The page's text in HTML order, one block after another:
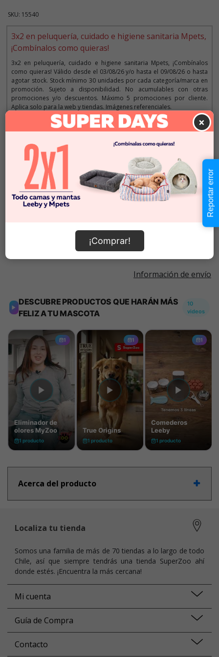
SKU: 15540
3x2 en peluquería, cuidado e higiene sanitaria Mpets,
¡Combínalos como quieras!
3x2 en peluquería, cuidado e higiene sanitaria Mpets, ¡Combínalos
como quieras! Válido desde el 03/08/26 y/o hasta el 09/08/26 o hasta
agotar stock. Stock mínimo 30 unidades por cada categoría/marca en
promoción. Sujeto a disponibilidad. No acumulables con otras
promociones y/o descuentos. Máximo 5 promociones por cliente.
Aplica solo para la web y tiendas. Imágenes referenciales.
Descripción
Cantidad:
- +
$10.990
Este producto no está
disponible
Añadir al carrito
Información de envío
Acerca del producto
×
¡Comprar!
Localiza tu tienda
Somos una familia de más de 70 tiendas a lo largo de todo
Chile, así que siempre tendrás una tienda SuperZoo ahí
donde estés. ¡Encuentra la más cercana!
Mi cuenta
Guía de Compra
Contacto
Reportar error